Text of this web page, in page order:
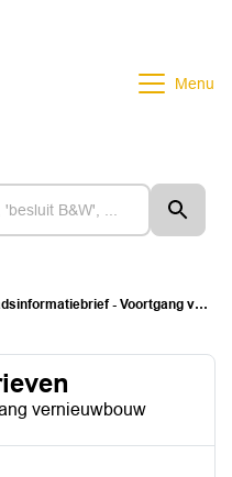
Menu
- Voortgang vernieuwbouw gemeentehuis
vernieuwbouw